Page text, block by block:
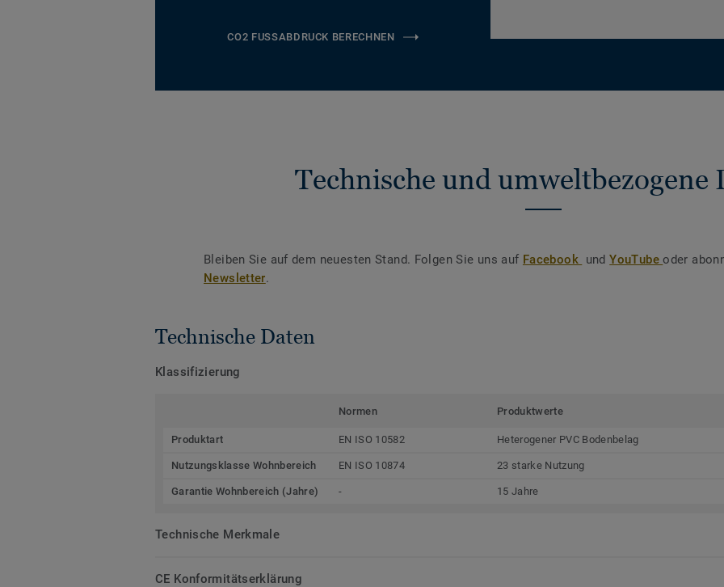
CO2 FUSSABDRUCK BERECHNEN
Technische und umweltbezogene
Bleiben Sie auf dem neuesten Stand. Folgen Sie uns auf Facebook undYouTubeoder
Newsletter.
Technische Daten
Klassifizierung
Normen Produktwerte
Produktart EN ISO 10582 Heterogener PVC Bodenbelag
Nutzungsklasse Wohnbereich EN ISO 10874 23 starke Nutzung
Garantie Wohnbereich (Jahre) - 15 Jahre
Technische Merkmale
CE Konformitätserklärung